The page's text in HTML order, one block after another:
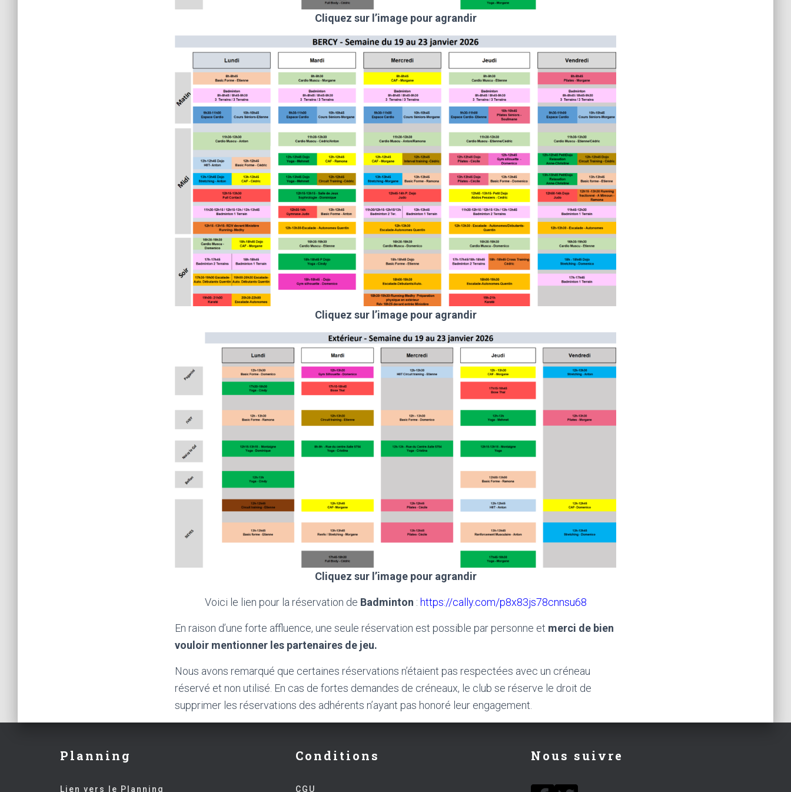
Cliquez sur l’image pour agrandir
Cliquez sur l’image pour agrandir
Cliquez sur l’image pour agrandir
Voici le lien pour la réservation de Badminton : https://cally.com/p8x83js78cnnsu68
En raison d’une forte affluence, une seule réservation est possible par personne et merci de bien
vouloir mentionner les partenaires de jeu.
Nous avons remarqué que certaines réservations n’étaient pas respectées avec un créneau
réservé et non utilisé. En cas de fortes demandes de créneaux, le club se réserve le droit de
supprimer les réservations des adhérents n’ayant pas honoré leur engagement.
Planning
Lien vers le Planning
Conditions
CGU
Nous suivre